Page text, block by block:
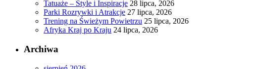
Tatuaże – Style i Inspiracje 28 lipca, 2026
Parki Rozrywki i Atrakcje 27 lipca, 2026
Trening na Świeżym Powietrzu 25 lipca, 2026
Afryka Kraj po Kraju 24 lipca, 2026
Archiwa